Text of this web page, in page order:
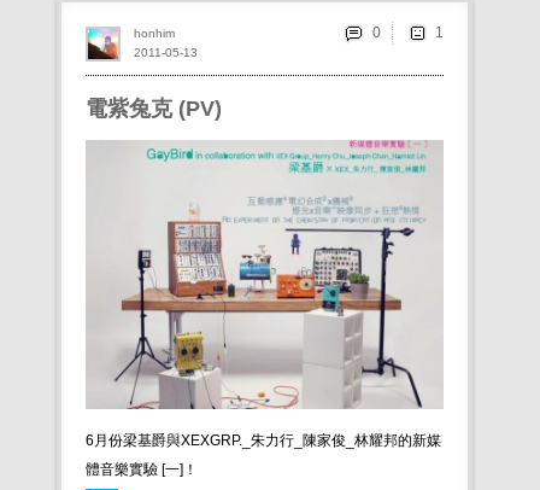
電紫兔克 (PV)
6月份梁基爵與XEXGRP._朱力行_陳家俊_林耀邦的新媒
體音樂實驗 [一]！
2011-05-13
honhim 0